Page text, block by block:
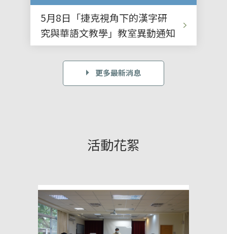
5月8日「捷克視角下的漢字研
究與華語文教學」教室異動通知
更多最新消息
活動花絮